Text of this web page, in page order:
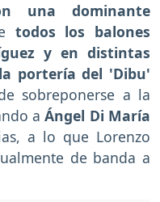
una dominante
todos los balones
y en distintas
portería del 'Dibu'
sobreponerse a la
aÁngel Di María
a lo que Lorenzo
de banda a